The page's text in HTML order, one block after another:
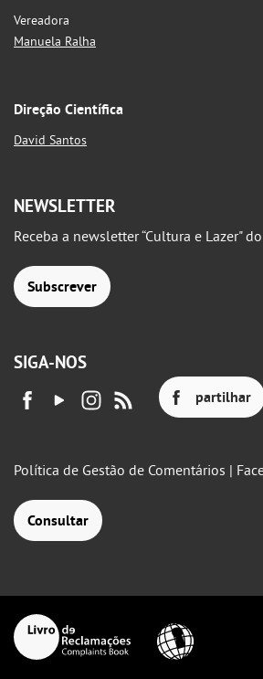
Vereadora
Manuela Ralha
Direção Científica
David Santos
NEWSLETTER
Receba a newsletter “Cultura e Lazer"
Subscrever
SIGA-NOS
partilhar
Política de Gestão de Comentários |
Consultar